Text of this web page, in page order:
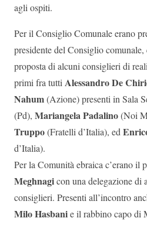
agli ospiti.
Per il Consiglio Comunale erano
presidente del Consiglio
proposta di alcuni consiglieri di
primi fra tutti Alessandro De
Nahum(Azione) presenti in Sala
(Pd), Mariangela Padalino(Noi
Truppo(Fratelli d’Italia), ed
d’Italia).
Per la Comunità ebraica c’erano il
Meghnagicon una delegazione di
consiglieri. Presenti all’incontro
Milo Hasbanie il rabbino capo di